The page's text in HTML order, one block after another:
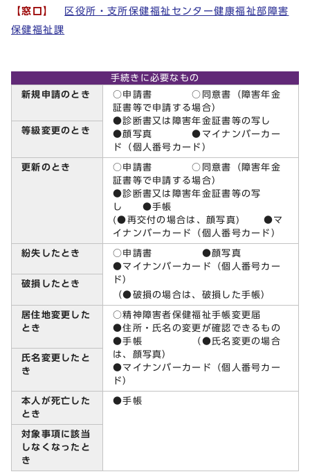
【窓口】
区役所・支所保健福祉センター健康福祉部障害
保健福祉課
手続きに必要なもの
新規申請のとき
○申請書 ○同意書（障害年金
証書等で申請する場合）
●診断書又は障害年金証書等の写し
●顔写真 ●マイナンバーカー
ド（個人番号カード）
等級変更のとき
更新のとき
○申請書 ○同意書（障害年金
証書等で申請する場合）
●診断書又は障害年金証書等の写
し ●手帳
(●再交付の場合は、顔写真) ●マ
イナンバーカード（個人番号カード）
紛失したとき
○申請書 ●顔写真
●マイナンバーカード（個人番号カー
ド）
（●破損の場合は、破損した手帳）
破損したとき
居住地変更した
とき
○精神障害者保健福祉手帳変更届
●住所・氏名の変更が確認できるもの
●手帳 （●氏名変更の場合
は、顔写真）
●マイナンバーカード（個人番号カー
ド）
氏名変更したと
き
本人が死亡した
とき
●手帳
対象事項に該当
しなくなったと
き